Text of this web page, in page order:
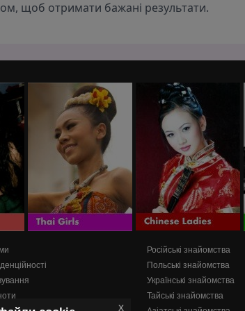
щоб отримати бажані результати.
Російські знайомства
Польські знайомства
Українські знайомства
Тайські знайомства
x